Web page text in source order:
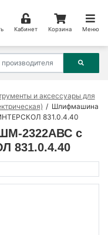
Кабинет Корзина Меню
и аксессуары для
Шлифмашина
831.0.4.40
2322АВС с
831.0.4.40